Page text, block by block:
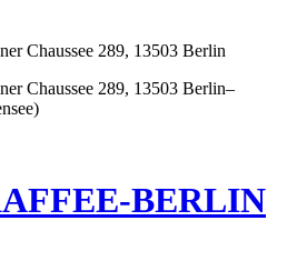
Chaussee 289, 13503 Berlin
Chaussee 289, 13503 Berlin–
BERLIN